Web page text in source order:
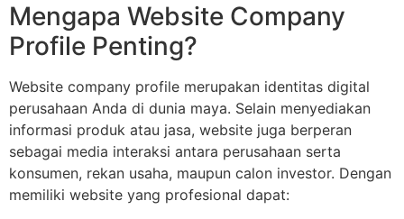
Mengapa Website Company
Profile Penting?
Website company profile merupakan identitas digital
perusahaan Anda di dunia maya. Selain menyediakan
informasi produk atau jasa, website juga berperan
sebagai media interaksi antara perusahaan serta
konsumen, rekan usaha, maupun calon investor. Dengan
memiliki website yang profesional dapat: